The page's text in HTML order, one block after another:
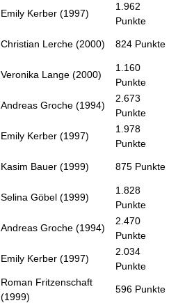
Emily Kerber (1997)
1.962
Punkte
Christian Lerche (2000) 824 Punkte
Veronika Lange (2000)
1.160
Punkte
Andreas Groche (1994)
2.673
Punkte
Emily Kerber (1997)
1.978
Punkte
Kasim Bauer (1999) 875 Punkte
Selina Göbel (1999)
1.828
Punkte
Andreas Groche (1994)
2.470
Punkte
Emily Kerber (1997)
2.034
Punkte
Roman Fritzenschaft
(1999)
596 Punkte